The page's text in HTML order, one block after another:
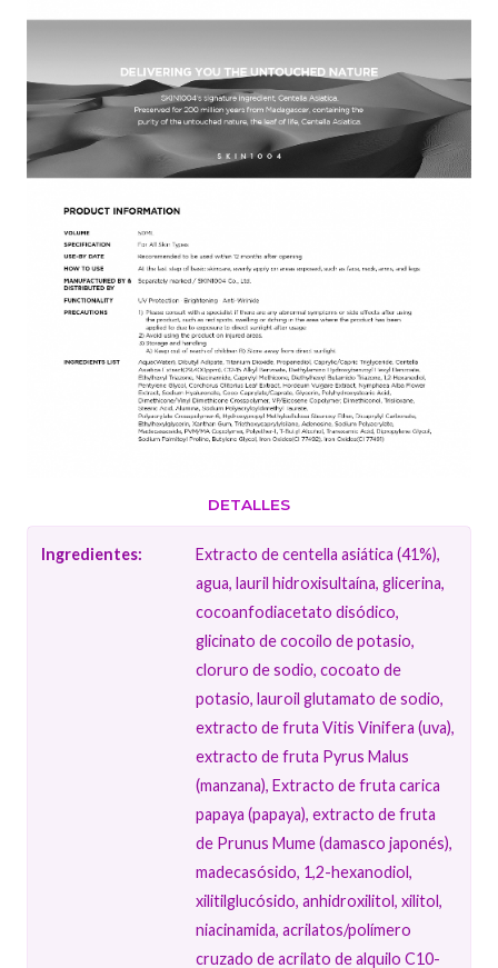
DETALLES
Ingredientes:
Extracto de centella asiática (41%),
agua, lauril hidroxisultaína, glicerina,
cocoanfodiacetato disódico,
glicinato de cocoilo de potasio,
cloruro de sodio, cocoato de
potasio, lauroil glutamato de sodio,
extracto de fruta Vitis Vinifera (uva),
extracto de fruta Pyrus Malus
(manzana), Extracto de fruta carica
papaya (papaya), extracto de fruta
de Prunus Mume (damasco japonés),
madecasósido, 1,2-hexanodiol,
xilitilglucósido, anhidroxilitol, xilitol,
niacinamida, acrilatos/polímero
cruzado de acrilato de alquilo C10-